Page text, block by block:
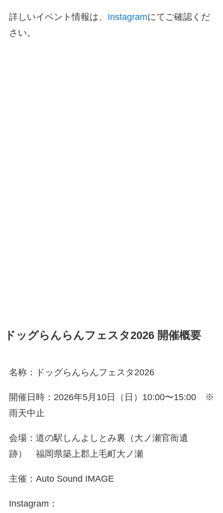
詳しいイベント情報は、 Instagramにてご確認くだ
さい。
ドッグらんらんフェスタ2026 開催概要
名称：ドッグらんらんフェスタ2026
開催日時：2026年5月10日（日）10:00〜15:00 ※
雨天中止
会場：道の駅しんよしとみ裏（大ノ瀬官衙遺
跡） 福岡県築上郡上毛町大ノ瀬
主催：Auto Sound IMAGE
Instagram：